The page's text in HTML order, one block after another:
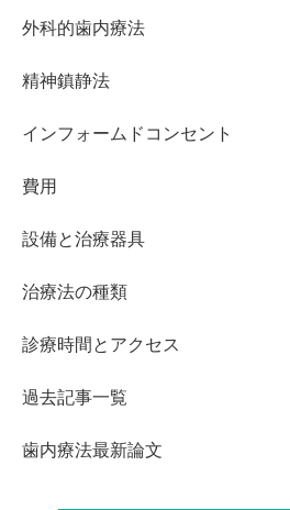
外科的歯内療法
精神鎮静法
インフォームドコンセント
費用
設備と治療器具
治療法の種類
診療時間とアクセス
過去記事一覧
歯内療法最新論文